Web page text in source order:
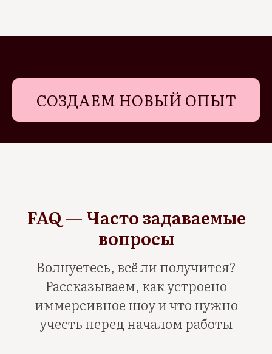
СОЗДАЕМ НОВЫЙ ОПЫТ
FAQ — Часто задаваемые
вопросы
Волнуетесь, всё ли получится?
Рассказываем, как устроено
иммерсивное шоу и что нужно
учесть перед началом работы